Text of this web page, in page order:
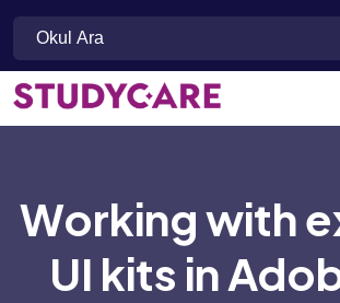
Working with
UI kits in